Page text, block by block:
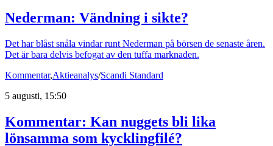
Nederman: Vändning i sikte?
Det har blåst snåla vindar runt Nederman på börsen de senaste åren.
Det är bara delvis befogat av den tuffa marknaden.
Kommentar,Aktieanalys/Scandi Standard
5 augusti, 15:50
Kommentar: Kan nuggets bli lika
lönsamma som kycklingfilé?